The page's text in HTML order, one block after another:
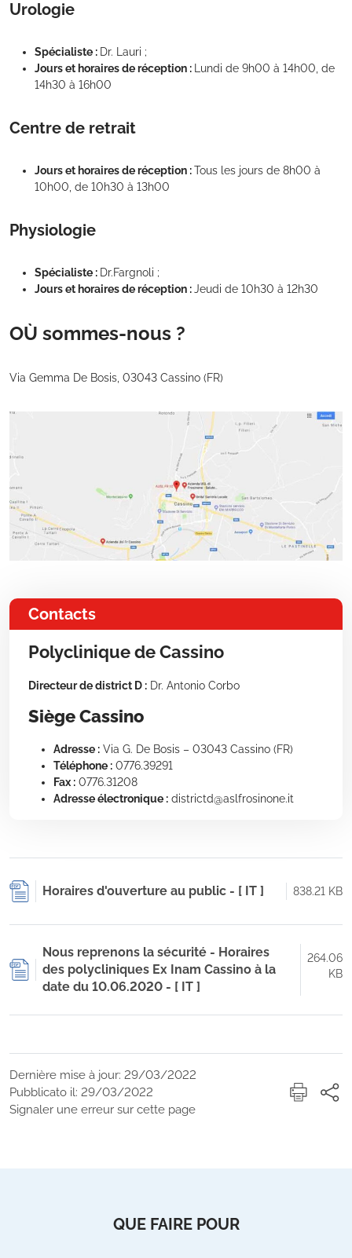
Urologie
Spécialiste : Dr. Lauri ;
Jours et horaires de réception :
Lundi de 9h00 à 14h00, de
14h30 à 16h00
Centre de retrait
Jours et horaires de réception :Tous les jours de 8h00 à
10h00, de 10h30 à 13h00
Physiologie
Spécialiste : Dr.Fargnoli ;
Jours et horaires de réception :Jeudi de 10h30 à 12h30
OÙ sommes-nous ?
Via Gemma De Bosis, 03043 Cassino (FR)
Contacts
Polyclinique de Cassino
Directeur de district D : Dr. Antonio Corbo
Siège Cassino
Adresse : Via G. De Bosis – 03043 Cassino (FR)
Téléphone : 0776.39291
Fax : 0776.31208
Adresse électronique : districtd@aslfrosinone.it
Horaires d'ouverture au public - [ IT ] 838.21 KB
Nous reprenons la sécurité - Horaires
des polycliniques Ex Inam Cassino à la
date du 10.06.2020 - [ IT ]
264.06
KB
Dernière mise à jour: 29/03/2022
Pubblicato il: 29/03/2022
Signaler une erreur sur cette page
QUE FAIRE POUR